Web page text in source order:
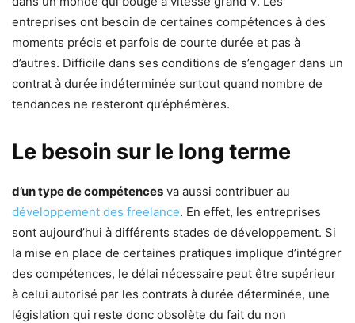
entreprises ont besoin de certaines compétences à des
moments précis et parfois de courte durée et pas à
d’autres. Difficile dans ses conditions de s’engager dans un
contrat à durée indéterminée surtout quand nombre de
tendances ne resteront qu’éphémères.
Le besoin sur le long terme
d’un type de compétences va aussi contribuer au
développement des freelance. En effet, les entreprises
sont aujourd’hui à différents stades de développement. Si
la mise en place de certaines pratiques implique d’intégrer
des compétences, le délai nécessaire peut être supérieur
à celui autorisé par les contrats à durée déterminée, une
législation qui reste donc obsolète du fait du non